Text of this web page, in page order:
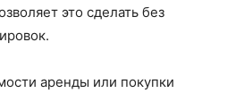
это сделать без
аренды или покупки